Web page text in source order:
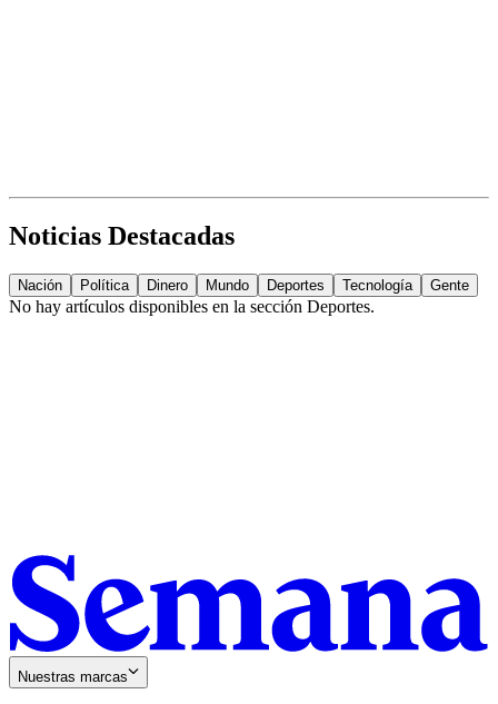
Noticias Destacadas
Nación Política Dinero Mundo Deportes Tecnología Gente
No hay artículos disponibles en la sección Deportes.
Nuestras marcas